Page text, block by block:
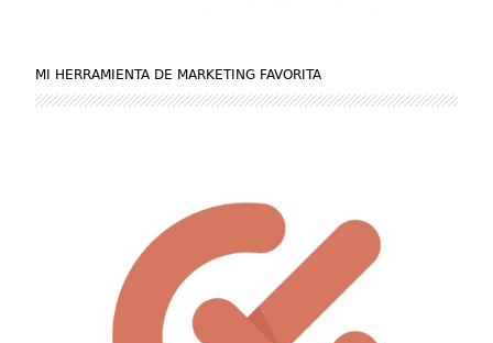
MI HERRAMIENTA DE MARKETING FAVORITA